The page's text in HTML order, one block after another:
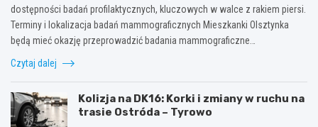
dostępności badań profilaktycznych, kluczowych w walce z rakiem piersi.
Terminy i lokalizacja badań mammograficznych Mieszkanki Olsztynka
będą mieć okazję przeprowadzić badania mammograficzne…
Czytaj dalej
Kolizja na DK16: Korki i zmiany w ruchu na
trasie Ostróda – Tyrowo